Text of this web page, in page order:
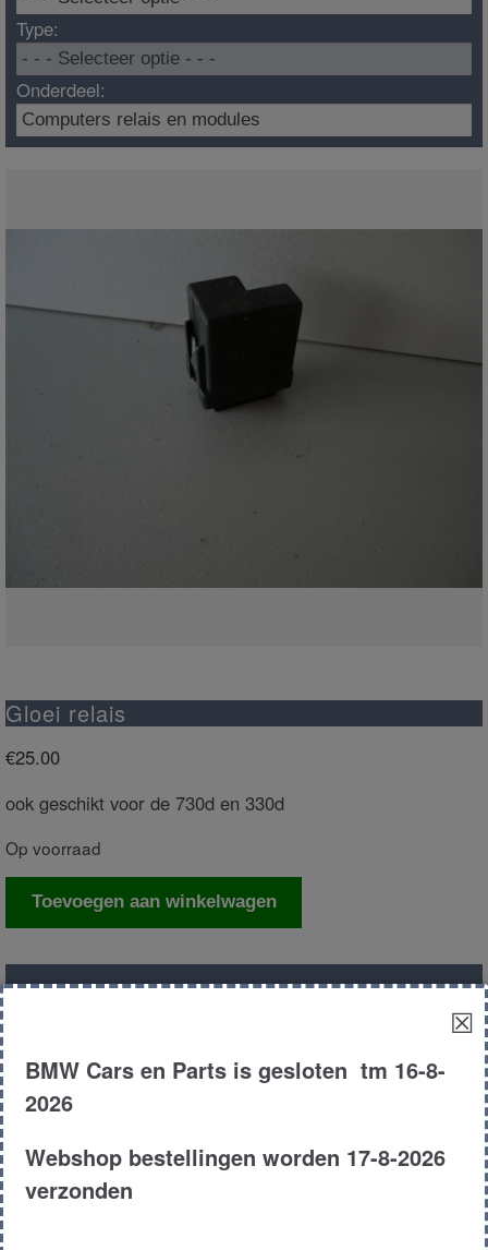
Type:
Onderdeel:
Gloei relais
€25.00
ook geschikt voor de 730d en 330d
Op voorraad
GloeiToevoegen aan winkelwagen
Productnummer(graag melden bij
588
Model : E39
Type :
☒
BMW Cars en Parts is gesloten tm 16-8-
2026
Webshop bestellingen worden 17-8-2026
verzonden